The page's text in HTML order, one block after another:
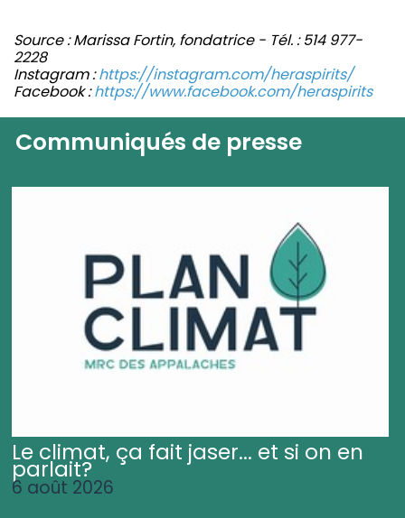
Source : Marissa Fortin, fondatrice - Tél. : 514 977-
2228
Instagram :https://instagram.com/heraspirits/
Facebook :https://www.facebook.com/heraspirits
Communiqués de presse
Le climat, ça fait jaser... et si on en
parlait?
6 août 2026